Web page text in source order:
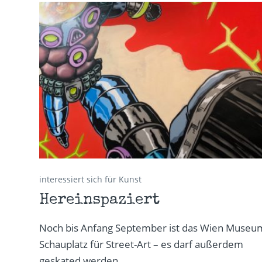
interessiert sich für Kunst
Hereinspaziert
Noch bis Anfang September ist das Wien
Schauplatz für Street-Art – es darf außerdem